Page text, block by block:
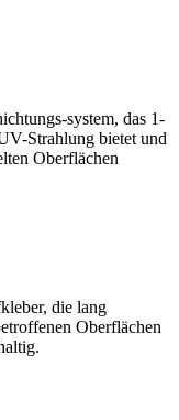
system, das 1-
Strahlung bietet und
Oberflächen
die lang
Oberflächen